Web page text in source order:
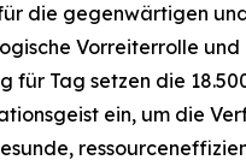
die gegenwärtigen
Vorreiterrolle
für Tag setzen die
ein, um die